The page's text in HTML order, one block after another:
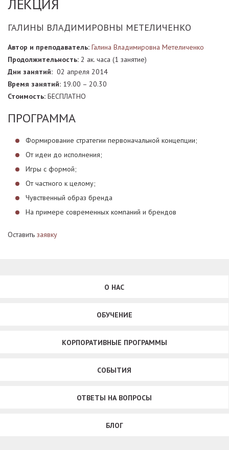
ЛЕКЦИЯ
ГАЛИНЫ ВЛАДИМИРОВНЫ МЕТЕЛИЧЕНКО
Автор и преподаватель: Галина Владимировна Метеличенко
Продолжительность: 2 ак. часа (1 занятие)
Дни занятий: 02 апреля 2014
Время занятий: 19.00 – 20.30
Стоимость: БЕСПЛАТНО
ПРОГРАММА
Формирование стратегии первоначальной концепции;
От идеи до исполнения;
Игры с формой;
От частного к целому;
Чувственный образ бренда
На примере современных компаний и брендов
Оставить заявку
О НАС
ОБУЧЕНИЕ
КОРПОРАТИВНЫЕ ПРОГРАММЫ
СОБЫТИЯ
ОТВЕТЫ НА ВОПРОСЫ
БЛОГ